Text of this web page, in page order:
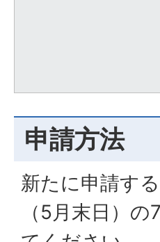
申請方法
新たに申請す
（5月末日）